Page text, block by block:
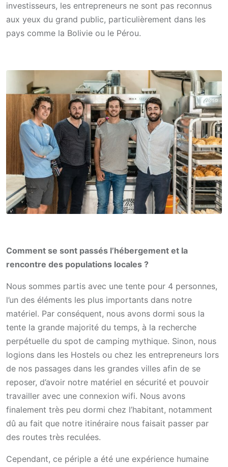
investisseurs, les entrepreneurs ne sont pas reconnus
aux yeux du grand public, particulièrement dans les
pays comme la Bolivie ou le Pérou.
Comment se sont passés l’hébergement et la
rencontre des populations locales ?
Nous sommes partis avec une tente pour 4 personnes,
l’un des éléments les plus importants dans notre
matériel. Par conséquent, nous avons dormi sous la
tente la grande majorité du temps, à la recherche
perpétuelle du spot de camping mythique. Sinon, nous
logions dans les Hostels ou chez les entrepreneurs lors
de nos passages dans les grandes villes afin de se
reposer, d’avoir notre matériel en sécurité et pouvoir
travailler avec une connexion wifi. Nous avons
finalement très peu dormi chez l’habitant, notamment
dû au fait que notre itinéraire nous faisait passer par
des routes très reculées.
Cependant, ce périple a été une expérience humaine